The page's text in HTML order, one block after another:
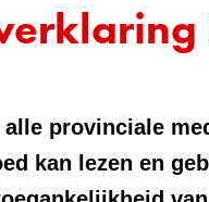
provinciale
kan lezen en